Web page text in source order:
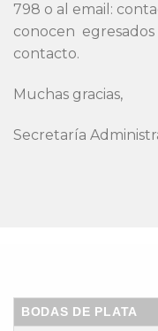
798 o al email:
conocen
contacto.
Muchas gracias,
Secretaría
BODAS DE PLATA